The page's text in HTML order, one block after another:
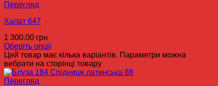
Перегляд
Халат 647
1 300.00 грн
Оберіть опції
Цей товар має кілька варіантів. Параметри можна
вибрати на сторінці товару
Перегляд